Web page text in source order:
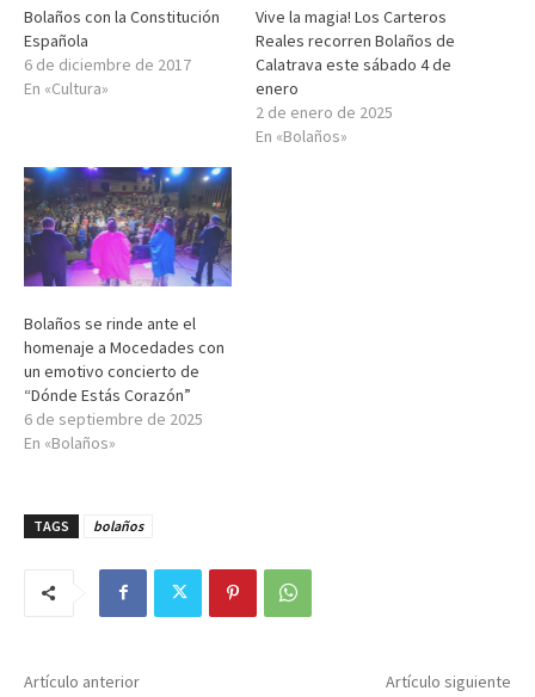
Bolaños con la Constitución
Española
6 de diciembre de 2017
En «Cultura»
Vive la magia! Los Carteros
Reales recorren Bolaños de
Calatrava este sábado 4 de
enero
2 de enero de 2025
En «Bolaños»
Bolaños se rinde ante el
homenaje a Mocedades con
un emotivo concierto de
“Dónde Estás Corazón”
6 de septiembre de 2025
En «Bolaños»
TAGS bolaños
Artículo anterior Artículo siguiente